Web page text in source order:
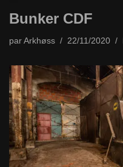
Bunker CDF
par Arkhøss 22/11/2020